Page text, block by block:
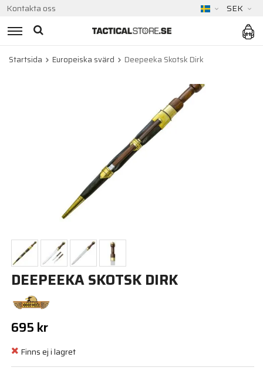
Kontakta oss SEK
Startsida Europeiska svärd Deepeeka Skotsk Dirk
DEEPEEKA SKOTSK DIRK
695 kr
Finns ej i lagret